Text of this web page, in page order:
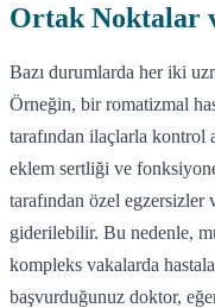
Ortak Noktalar
Bazı durumlarda her iki
Örneğin, bir romatizmal
tarafından ilaçlarla kontrol
eklem sertliği ve
tarafından özel egzersizler
giderilebilir. Bu nedenle,
kompleks vakalarda
başvurduğunuz doktor,